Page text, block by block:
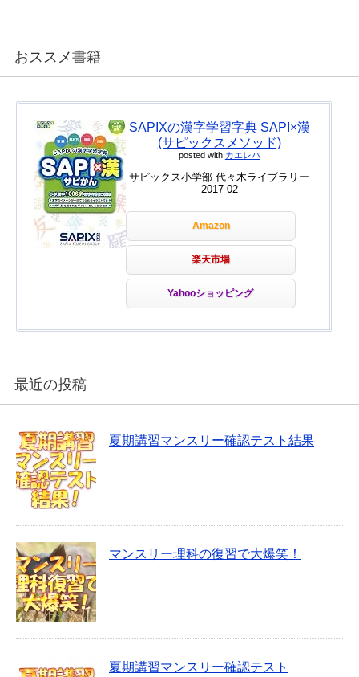
おススメ書籍
SAPIXの漢字学習字典 SAPI×漢
(サピックスメソッド)
posted with カエレバ
サピックス小学部 代々木ライブラリー
2017-02
Amazon
楽天市場
Yahooショッピング
最近の投稿
夏期講習マンスリー確認テスト結果
マンスリー理科の復習で大爆笑！
夏期講習マンスリー確認テスト